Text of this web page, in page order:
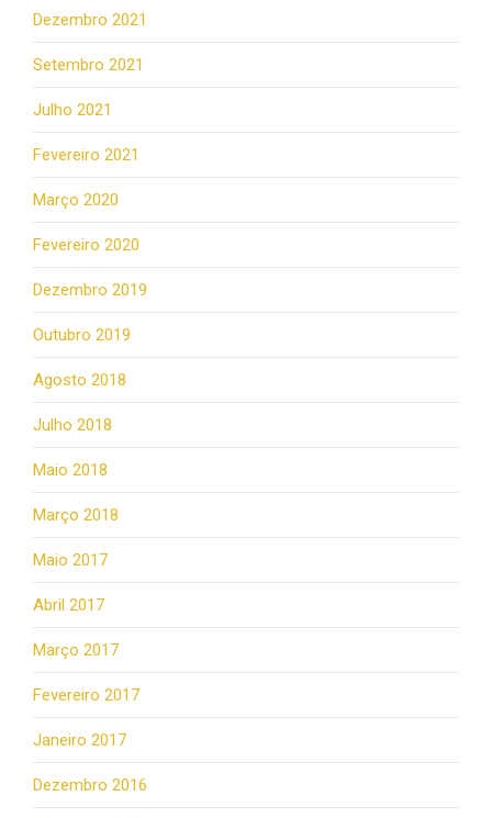
Dezembro 2021
Setembro 2021
Julho 2021
Fevereiro 2021
Março 2020
Fevereiro 2020
Dezembro 2019
Outubro 2019
Agosto 2018
Julho 2018
Maio 2018
Março 2018
Maio 2017
Abril 2017
Março 2017
Fevereiro 2017
Janeiro 2017
Dezembro 2016